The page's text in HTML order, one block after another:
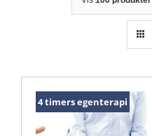
4 timers egenterapi